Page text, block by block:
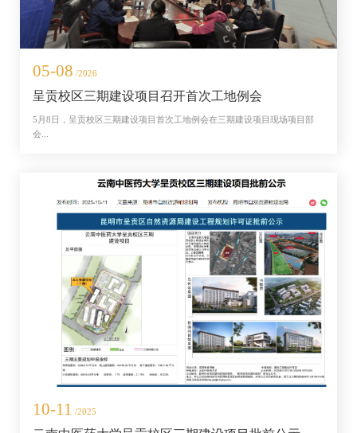
05-08 /2026
呈贡校区三期建设项目召开首次工地例会
5月8日，呈贡校区三期建设项目首次工地例会在三期建设项目现场项目部
会...
10-11 /2025